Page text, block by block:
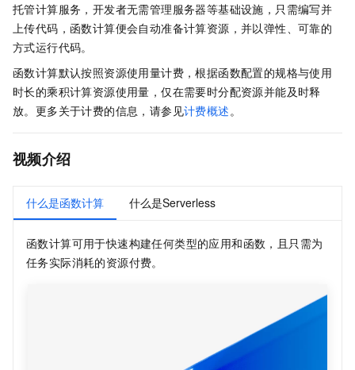
托管计算服务，开发者无需管理服务器等基础设施，只需编写并
上传代码， 函数计算便会自动准备计算资源，并以弹性、可靠的
方式运行代码。
函数计算默认按照资源使用量计费，根据函数配置的规格与使用
时长的乘积计算资源使用量，仅在需要时分配资源并能及时释
放。更多关于计费的信息，请参见计费概述。
视频介绍
什么是函数计算 什么是Serverless
函数计算可用于快速构建任何类型的应用和函数，且只需为
任务实际消耗的资源付费。